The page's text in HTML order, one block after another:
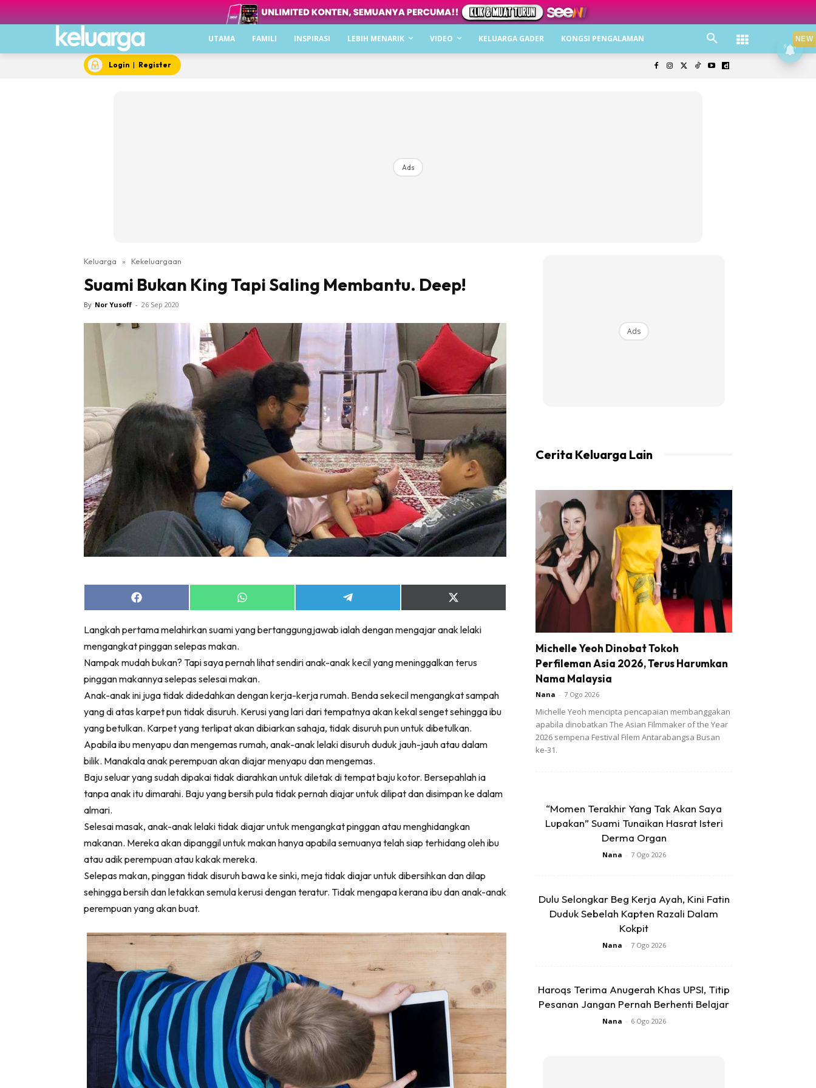
UTAMA FAMILI INSPIRASI LEBIH MENARIK VIDEO KELUARGA GADER KONGSI PENGALAMAN
Login | Register
Ads
Keluarga » Kekeluargaan
Suami Bukan King Tapi Saling Membantu. Deep!
By Nor Yusoff - 26 Sep 2020
Share
on
Share
on
Share
on
Share
on
(Twitter)
Langkah pertama melahirkan suami yang bertanggungjawab ialah dengan mengajar anak lelaki
mengangkat pinggan selepas makan.
Nampak mudah bukan? Tapi saya pernah lihat sendiri anak-anak kecil yang meninggalkan terus
pinggan makannya selepas selesai makan.
Anak-anak ini juga tidak didedahkan dengan kerja-kerja rumah. Benda sekecil mengangkat sampah
yang di atas karpet pun tidak disuruh. Kerusi yang lari dari tempatnya akan kekal senget sehingga ibu
yang betulkan. Karpet yang terlipat akan dibiarkan sahaja, tidak disuruh pun untuk dibetulkan.
Apabila ibu menyapu dan mengemas rumah, anak-anak lelaki disuruh duduk jauh-jauh atau dalam
bilik. Manakala anak perempuan akan diajar menyapu dan mengemas.
Baju seluar yang sudah dipakai tidak diarahkan untuk diletak di tempat baju kotor. Bersepahlah ia
tanpa anak itu dimarahi. Baju yang bersih pula tidak pernah diajar untuk dilipat dan disimpan ke dalam
almari.
Selesai masak, anak-anak lelaki tidak diajar untuk mengangkat pinggan atau menghidangkan
makanan. Mereka akan dipanggil untuk makan hanya apabila semuanya telah siap terhidang oleh ibu
atau adik perempuan atau kakak mereka.
Selepas makan, pinggan tidak disuruh bawa ke sinki, meja tidak diajar untuk dibersihkan dan dilap
sehingga bersih dan letakkan semula kerusi dengan teratur. Tidak mengapa kerana ibu dan anak-anak
perempuan yang akan buat.
Ads
Cerita Keluarga Lain
Michelle Yeoh Dinobat Tokoh
Perfileman Asia 2026, Terus Harumkan
Nama Malaysia
Nana - 7 Ogo 2026
Michelle Yeoh mencipta pencapaian membanggakan
apabila dinobatkan The Asian Filmmaker of the Year
2026 sempena Festival Filem Antarabangsa Busan
ke-31.
“Momen Terakhir Yang Tak Akan Saya
Lupakan” Suami Tunaikan Hasrat Isteri
Derma Organ
Nana - 7 Ogo 2026
Dulu Selongkar Beg Kerja Ayah, Kini Fatin
Duduk Sebelah Kapten Razali Dalam
Kokpit
Nana - 7 Ogo 2026
Haroqs Terima Anugerah Khas UPSI, Titip
Pesanan Jangan Pernah Berhenti Belajar
Nana - 6 Ogo 2026
NEW